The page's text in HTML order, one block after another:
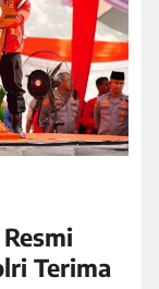
Terima